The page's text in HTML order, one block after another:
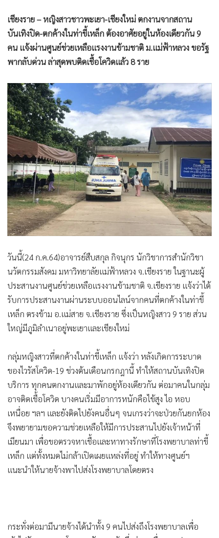
• Special Scoop
• เศรษฐกิจ-ธุรกิจ
• จีน
• ชุมชน-คุณภาพชีวิต
• Motoring
• เกม
• วิทยาศาสตร์
• SMEs
• หุ้น
• อินโดจีน
• กองทุนรวม
• Celeb Online
• Factcheck
• ญี่ปุ่น
• Gotomanager
เชียงราย – หญิงสาวชาวพะเยา-เชียงใหม่ ตกงานจากสถาน
บันเทิงปิด-ตกค้างในท่าขี้เหล็ก ต้องอาศัยอยู่ในห้องเดียวกัน 9
คน แจ้งผ่านศูนย์ช่วยเหลือแรงงานข้ามชาติ ม.แม่ฟ้าหลวง ขอรัฐ
พากลับด่วน ล่าสุดพบติดเชื้อโควิดแล้ว 8 ราย
วันนี้(24 ก.ค.64)อาจารย์สืบสกุล กิจนุกร นักวิชาการสำนักวิชา
นวัตกรรมสังคม มหาวิทยาลัยแม่ฟ้าหลวง จ.เชียงราย ในฐานะผู้
ประสานงานศูนย์ช่วยเหลือแรงงานข้ามชาติ จ.เชียงราย แจ้งว่าได้
รับการประสานงานผ่านระบบออนไลน์จากคนที่ตกค้างในท่าขี้
เหล็ก ตรงข้าม อ.แม่สาย จ.เชียงราย ซึ่งเป็นหญิงสาว 9 ราย ส่วน
ใหญ่มีภูมิลำเนาอยู่พะเยาและเชียงใหม่
กลุ่มหญิงสาวที่ตกค้างในท่าขี้เหล็ก แจ้งว่า หลังเกิดการระบาด
ของไวรัสโควิด-19 ช่วงต้นเดือนกรกฎานี้ ทำให้สถานบันเทิงปิด
บริการ ทุกคนตกงานและมาพักอยู่ห้องเดียวกัน ต่อมาคนในกลุ่ม
อาจติดเชื้อโควิด บางคนเริ่มมีอาการหนักคือไข้สูง ไอ หอบ
เหนื่อย ฯลฯ และยังติดไปยังคนอื่นๆ จนเกรงว่าจะป่วยกันยกห้อง
จึงพยายามขอความช่วยเหลือให้มีการประสานไปยังเจ้าหน้าที่
เมียนมา เพื่อขอตรวจหาเชื้อและหาทางรักษาที่โรงพยาบาลท่าขี้
เหล็ก แต่ทั้งหมดไม่กล้าเปิดเผยแหล่งที่อยู่ ทำให้ทางศูนย์ฯ
แนะนำให้นายจ้างพาไปส่งโรงพยาบาลโดยตรง
กระทั่งต่อมามีนายจ้างได้นำทั้ง 9 คนไปส่งถึงโรงพยาบาลเพื่อ